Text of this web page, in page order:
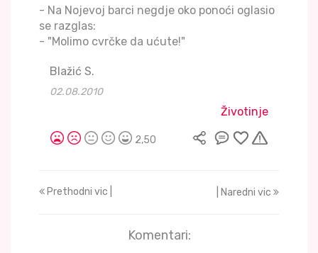
- Na Nojevoj barci negdje oko ponoći oglasio
se razglas:
- "Molimo cvrčke da ućute!"
Blažić S.
02.08.2010
Životinje
2,50
Prethodni vic | | Naredni vic
Komentari: